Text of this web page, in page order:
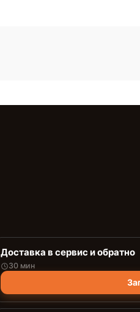
Доставка в сервис и обратно
30 мин